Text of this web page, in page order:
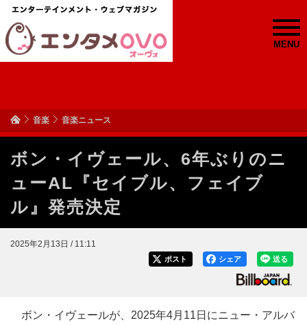
MENU
音楽 音楽ニュース
ボン・イヴェール、6年ぶりのニ
ューAL『セイブル、フェイブ
ル』発売決定
2025年2月13日 / 11:11
送る
シェア
ポスト
ボン・イヴェールが、2025年4月11日にニュー・アルバ